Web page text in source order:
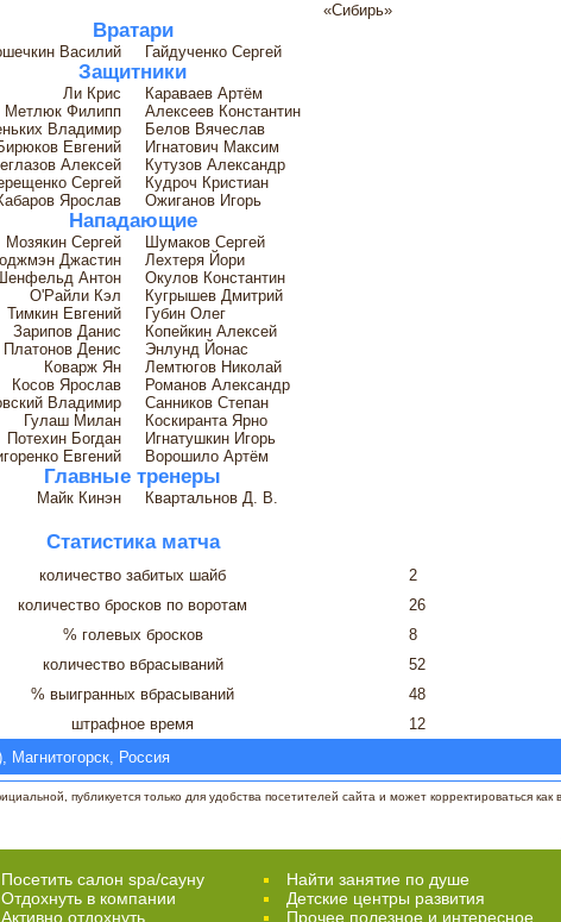
«Сибирь»
Вратари
Василий Гайдученко Сергей
Защитники
Ли Крис
Караваев Артём
Метлюк Филипп
Алексеев Константин
Владимир
Белов Вячеслав
Евгений
Игнатович Максим
Алексей
Кутузов Александр
Сергей
Кудроч Кристиан
Ярослав
Ожиганов Игорь
Нападающие
Мозякин Сергей
Шумаков Сергей
Джастин
Лехтеря Йори
Антон
Окулов Константин
О'Райли Кэл
Кугрышев Дмитрий
Тимкин Евгений
Губин Олег
Зарипов Данис
Копейкин Алексей
Платонов Денис
Энлунд Йонас
Коварж Ян
Лемтюгов Николай
Косов Ярослав
Романов Александр
Владимир
Санников Степан
Гулаш Милан
Коскиранта Ярно
Потехин Богдан
Игнатушкин Игорь
Евгений
Ворошило Артём
Главные тренеры
Майк Кинэн Квартальнов Д. В.
Статистика матча
количество забитых шайб
2
количество бросков по воротам
26
% голевых бросков
8
количество вбрасываний
52
% выигранных вбрасываний
48
штрафное время
12
Магнитогорск, Россия
публикуется только для удобства посетителей сайта и может корректироваться как в
Посетить салон spa/сауну
Отдохнуть в компании
Активно отдохнуть
Найти занятие по душе
Детские центры развития
Прочее полезное и интересное